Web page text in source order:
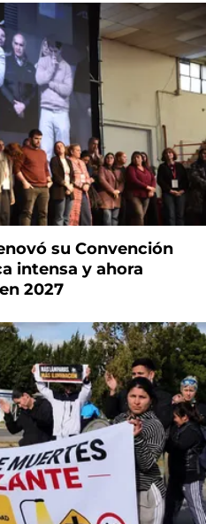
su Convención
intensa y ahora
2027